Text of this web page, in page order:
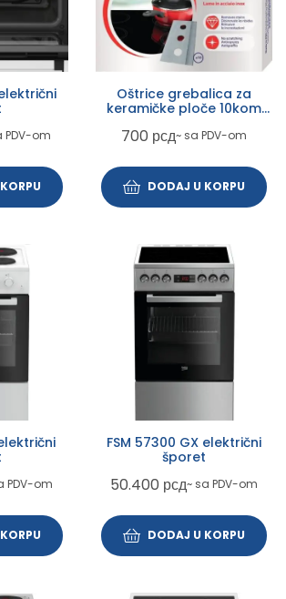
PDV-om
Oštrice grebalica za
keramičke ploče 10kom
700 рсд~ sa PDV-om
DODAJ U KORPU
PDV-om
FSM 57300 GX električni
šporet
50.400 рсд~ sa PDV-om
DODAJ U KORPU